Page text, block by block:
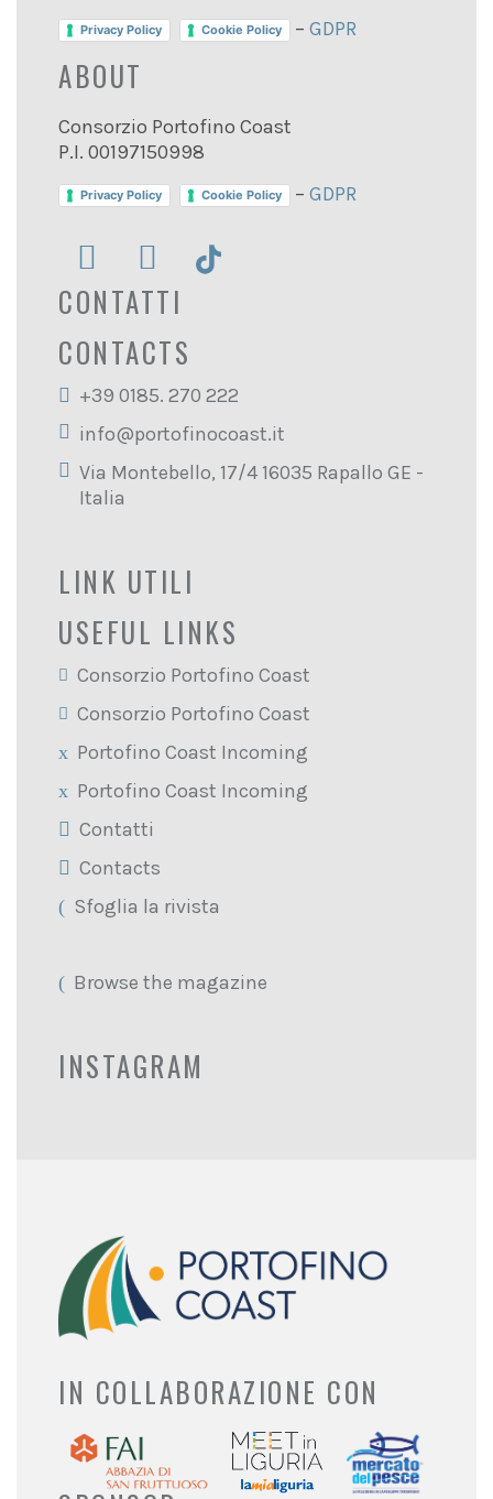
Privacy Policy Cookie Policy – GDPR
ABOUT
Consorzio Portofino Coast
P.I. 00197150998
Privacy Policy Cookie Policy – GDPR
CONTATTI
CONTACTS
+39 0185. 270 222
info@portofinocoast.it
Via Montebello, 17/4 16035 Rapallo GE -
Italia
LINK UTILI
USEFUL LINKS
Consorzio Portofino Coast
Consorzio Portofino Coast
Portofino Coast Incoming
Portofino Coast Incoming
Contatti
Contacts
Sfoglia la rivista
Browse the magazine
INSTAGRAM
IN COLLABORAZIONE CON